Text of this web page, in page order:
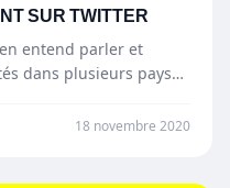
SUR TWITTER
entend parler et
dans plusieurs pays…
18 novembre 2020